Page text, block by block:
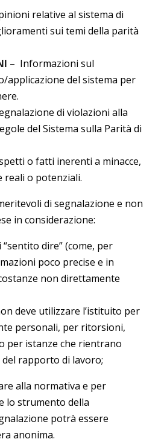
relative al sistema di
sui temi della parità
– Informazioni sul
applicazione del sistema per
di violazioni alla
del Sistema sulla Parità di
o fatti inerenti a minacce,
reali o potenziali.
di segnalazione e non
in considerazione:
“sentito dire” (come, per
poco precise e in
non direttamente
deve utilizzare l’istituito per
personali, per ritorsioni,
per istanze che rientrano
del rapporto di lavoro;
alla normativa e per
lo strumento della
potrà essere
anonima.